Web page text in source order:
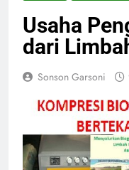
Usaha
dari
Sonson Garsoni